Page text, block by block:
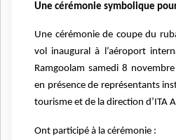
Une cérémonie symbolique
Une cérémonie de coupe du
vol inaugural à l’aéroport
Ramgoolam samedi 8
en présence de représentants
tourisme et de la direction d’ITA
Ont participé à la cérémonie :